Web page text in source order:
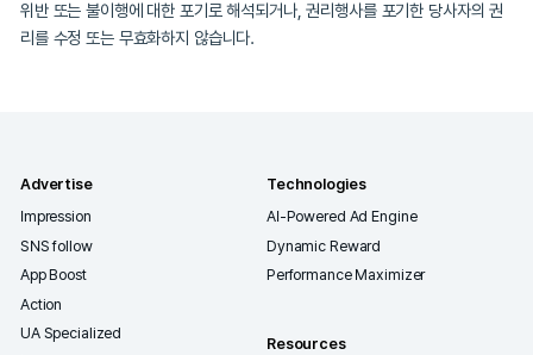
9.2. 본 조 제1항에 따른 서비스 종료 통지일 이후 사용자는 회사로
스를 제공받지 못합니다.
최대한 신속하게 처리합니다. 다만, 신속한 처리가 곤란한 경우에는
사유와 처리일정을 조속히 통보해 드립니다.
11. 준거법 및 합의관할
11.1. 본 약관에서 정하지 않은 사항과 본 약관의 해석에 관하여는 대
및 상관례에 따릅니다.